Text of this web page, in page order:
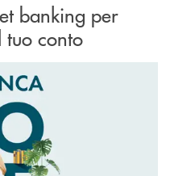
banking per
tuo conto